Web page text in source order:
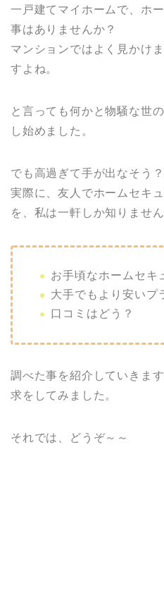
一戸建てマイホームで、ホ
事はありませんか？
マンションではよく見かけ
すよね。
と言っても何かと物騒な世
し始めました。
実際に、友人でホームセキ
を、私は一軒しか知りません
お手頃なホームセキ
大手でもより安いプ
口コミはどう？
調べた事を紹介していきま
求をしてみました。
それでは、どうぞ～～